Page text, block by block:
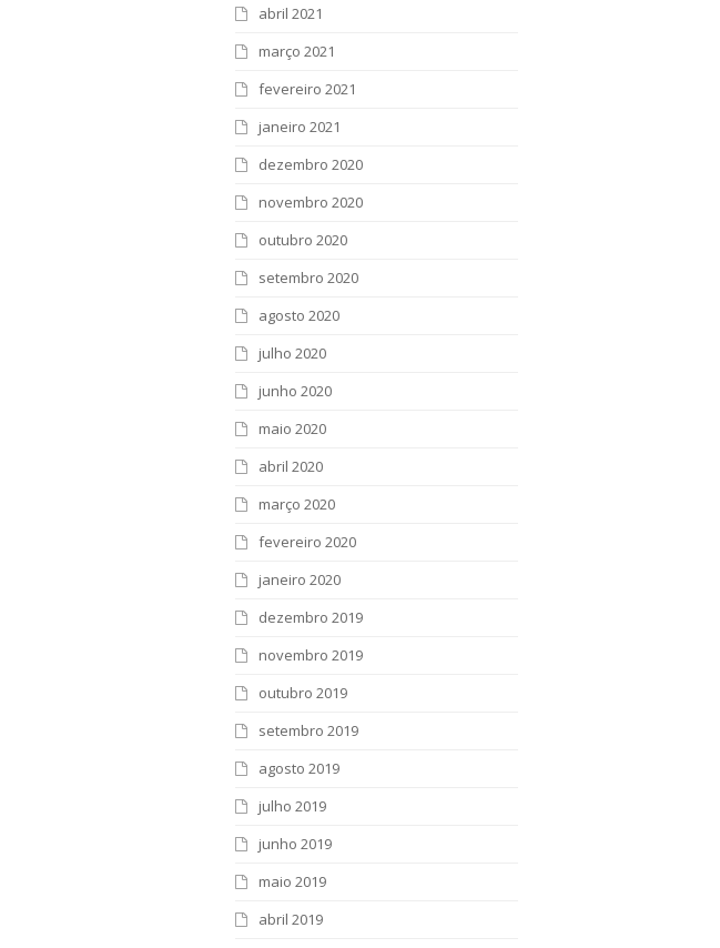
abril 2021
março 2021
fevereiro 2021
janeiro 2021
dezembro 2020
novembro 2020
outubro 2020
setembro 2020
agosto 2020
julho 2020
junho 2020
maio 2020
abril 2020
março 2020
fevereiro 2020
janeiro 2020
dezembro 2019
novembro 2019
outubro 2019
setembro 2019
agosto 2019
julho 2019
junho 2019
maio 2019
abril 2019